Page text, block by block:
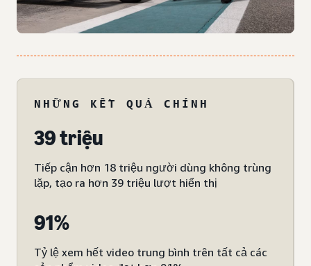
NHỮNG KẾT QUẢ CHÍNH
39 triệu
Tiếp cận hơn 18 triệu người dùng không trùng
lặp, tạo ra hơn 39 triệu lượt hiển thị
91%
Tỷ lệ xem hết video trung bình trên tất cả các